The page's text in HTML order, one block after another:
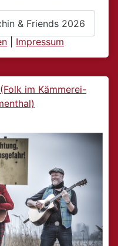
& Friends 2026
im Kämmerei-
Impressum